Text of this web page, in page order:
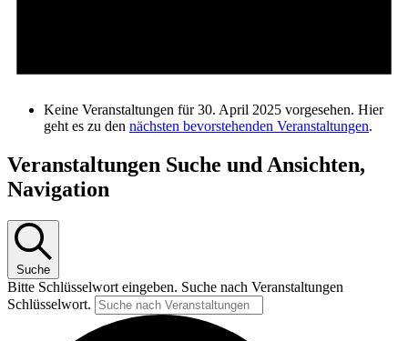
Keine Veranstaltungen für 30. April 2025 vorgesehen. Hier
geht es zu den nächsten bevorstehenden Veranstaltungen.
Veranstaltungen Suche und Ansichten,
Navigation
Suche
Bitte Schlüsselwort eingeben. Suche nach Veranstaltungen
Schlüsselwort.